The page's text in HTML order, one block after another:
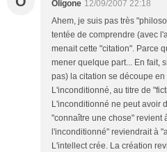
Oligone 12/09/2007 22:18
Ahem, je suis pas très
tentée de comprendre (avec
menait cette "citation". Parce
mener quelque part... En fait,
pas) la citation se découpe
L'inconditionné, au titre de
L'inconditionné ne peut avoir
"connaître une chose" revient
l'inconditionné" reviendrait à
L'intellect crée. La création